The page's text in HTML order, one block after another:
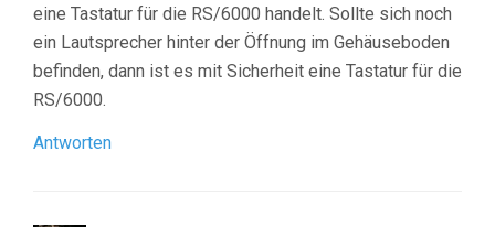
eine Tastatur für die RS/6000 handelt. Sollte sich noch
ein Lautsprecher hinter der Öffnung im Gehäuseboden
befinden, dann ist es mit Sicherheit eine Tastatur für die
RS/6000.
Antworten